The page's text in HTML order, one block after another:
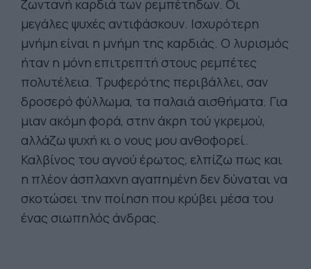
ζωντανή καρδιά των ρεμπέτηδων. Οι
μεγάλες ψυχές αντιφάσκουν. Ισχυρότερη
μνήμη είναι η μνήμη της καρδιάς. Ο λυρισμός
ήταν η μόνη επιτρεπτή στους ρεμπέτες
πολυτέλεια. Τρυφερότης περιβάλλει, σαν
δροσερό φύλλωμα, τα παλαιά αισθήματα. Για
μιαν ακόμη φορά, στην άκρη τού γκρεμού,
αλλάζω ψυχή κι ο νους μου ανθοφορεί.
Καλβίνος του αγνού έρωτος, ελπίζω πως και
η πλέον άσπλαχνη αγαπημένη δεν δύναται να
σκοτώσει την ποίηση που κρύβει μέσα του
ένας σιωπηλός άνδρας.